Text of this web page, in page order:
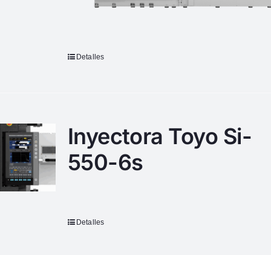
Detalles
Inyectora Toyo Si-
550-6s
Detalles